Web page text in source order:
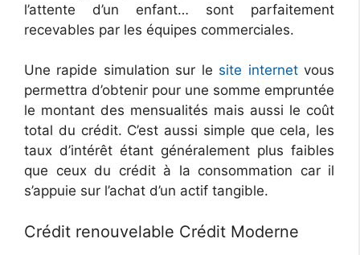
l’attente d’un enfant… sont parfaitement
recevables par les équipes commerciales.
Une rapide simulation sur le site internetvous
permettra d’obtenir pour une somme empruntée
le montant des mensualités mais aussi le coût
total du crédit. C’est aussi simple que cela, les
taux d’intérêt étant généralement plus faibles
que ceux du crédit à la consommation car il
s’appuie sur l’achat d’un actif tangible.
Crédit renouvelable Crédit Moderne